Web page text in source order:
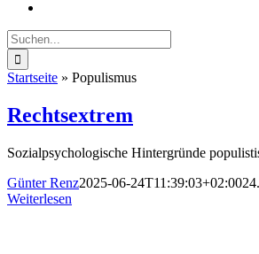
Suche
nach:
Startseite » Populismus
Rechtsextrem
Sozialpsychologische Hintergründe
Günter Renz2025-06-24T11:39:03+02:00
Weiterlesen